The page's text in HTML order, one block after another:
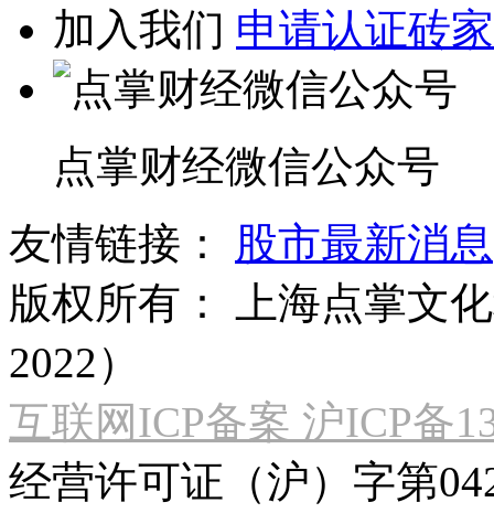
加入我们 申请认证砖家
点掌财经微信公众号
友情链接：
股市最新消息
版权所有：
上海点掌文
2022）
互联网ICP备案 沪ICP备
经营许可证（沪）字第